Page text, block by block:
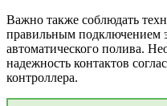
Важно также соблюдать
правильным подключением
автоматического полива.
надежность контактов
контроллера.